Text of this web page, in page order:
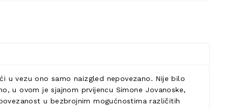
u vezu ono samo naizgled nepovezano. Nije bilo
u ovom je sjajnom prvijencu Simone Jovanoske,
u bezbrojnim mogućnostima različitih